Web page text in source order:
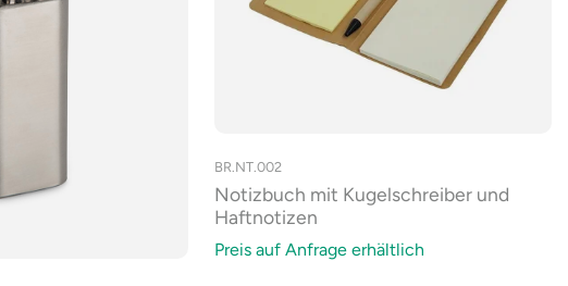
BR.NT.002
Notizbuch mit Kugelschreiber und
Haftnotizen
Preis auf Anfrage erhältlich